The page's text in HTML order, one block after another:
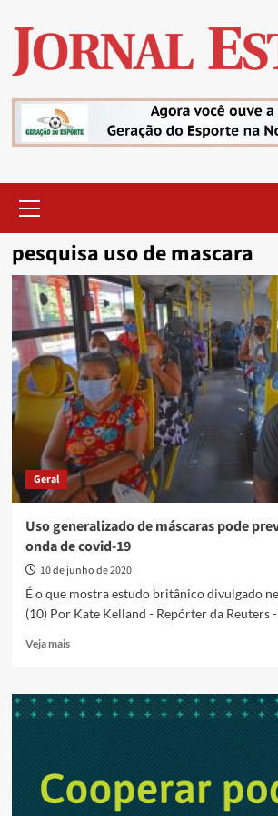
content
Menu
pesquisa uso de mascara
Geral
Uso generalizado de máscaras pode
onda de covid-19
10 de junho de 2020
É o que mostra estudo britânico divulgado
(10) Por Kate Kelland - Repórter da Reuters
Veja maisRead
Uso
generalizado
prevenir
segunda